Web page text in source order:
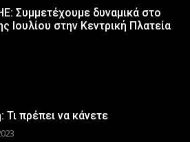
Συμμετέχουμε δυναμικά στο
Ιουλίου στην Κεντρική Πλατεία
πρέπει να κάνετε